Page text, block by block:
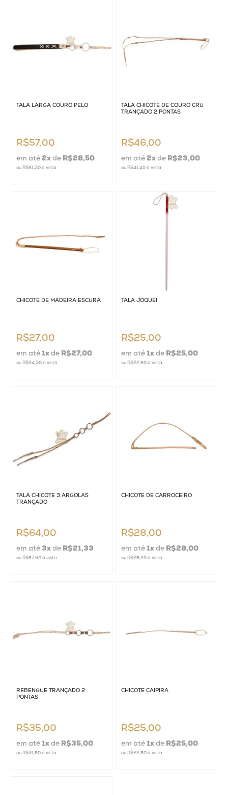
Hidratação de Couros
Laços
Homens
Couros
TALA LARGA COURO PÊLO
R$57,00
em até 2xde R$28,50
ou R$51,30à vista
TALA CHICOTE DE COURO CRU
TRANÇADO 2 PONTAS
R$46,00
em até 2xde R$23,00
ou R$41,40à vista
CHICOTE DE MADEIRA ESCURA
R$27,00
em até 1xde R$27,00
ou R$24,30à vista
TALA JÓQUEI
R$25,00
em até 1xde R$25,00
ou R$22,50à vista
TALA CHICOTE 3 ARGOLAS
TRANÇADO
R$64,00
em até 3xde R$21,33
ou R$57,60à vista
CHICOTE DE CARROCEIRO
R$28,00
em até 1xde R$28,00
ou R$25,20à vista
REBENGUE TRANÇADO 2
PONTAS
R$35,00
em até 1xde R$35,00
ou R$31,50à vista
CHICOTE CAIPIRA
R$25,00
em até 1xde R$25,00
ou R$22,50à vista